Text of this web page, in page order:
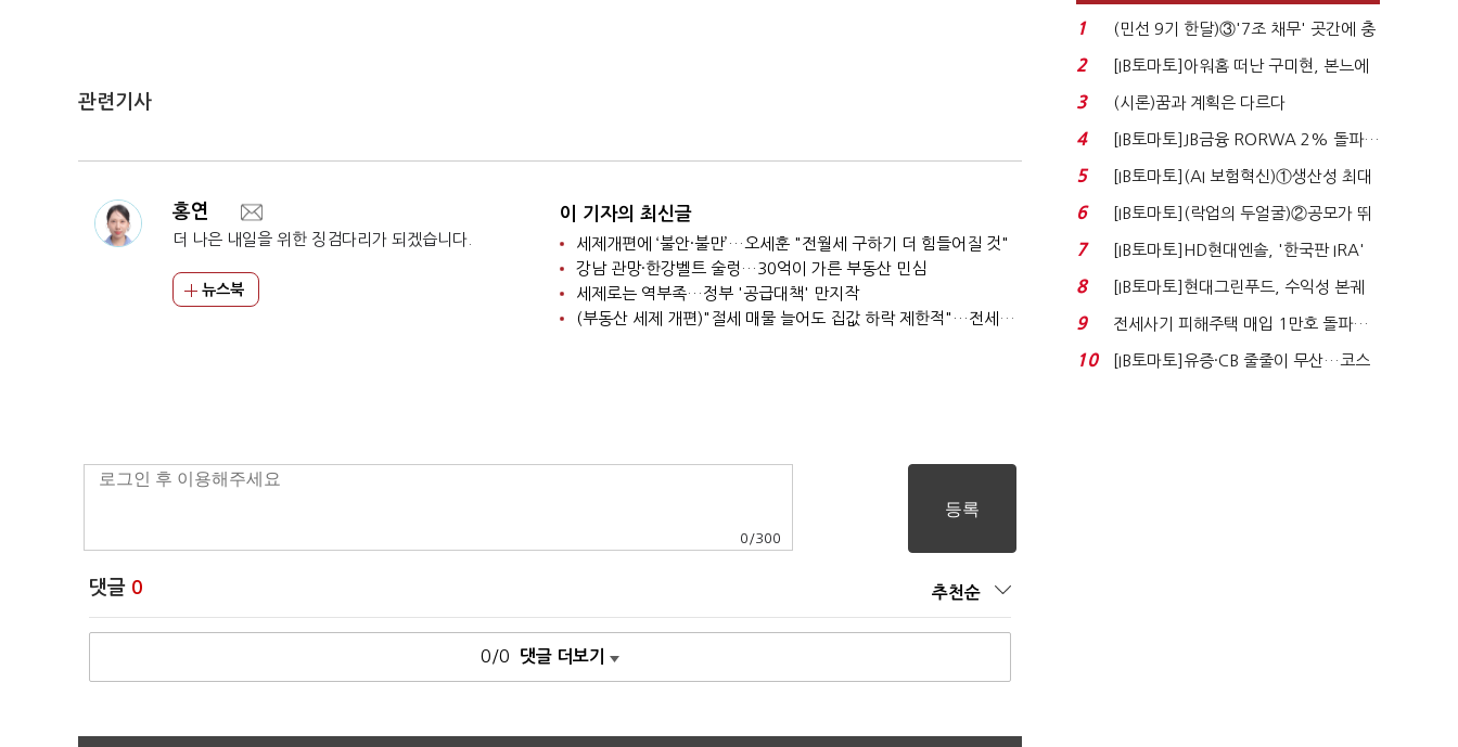
관련기사
홍연
더 나은 내일을 위한 징검다리가 되겠습니다.
뉴스북
이 기자의 최신글
세제개편에 ‘불안·불만’…오세훈 "전월세 구하기 더 힘들어질 것"
강남 관망·한강벨트 술렁…30억이 가른 부동산 민심
세제로는 역부족…정부 '공급대책' 만지작
(부동산 세제 개편)"절세 매물 늘어도 집값 하락 제한적"…전세난·양극화 심화 우려
0 /300
댓글 0 추천순
0/0 댓글 더보기
1
(민선 9기 한달)③'7조 채무' 곳간에 충
격…추미애, 20년...
2
[IB토마토]아워홈 떠난 구미현, 본느에
340억 베팅…가...
3 (시론)꿈과 계획은 다르다
4
[IB토마토]JB금융 RORWA 2% 돌파…
실적 견인은 은행 ...
5
[IB토마토](AI 보험혁신)①생산성 최대
80% 개선…현실...
6
[IB토마토](락업의 두얼굴)②공모가 뛰
자 첫날 매도…FI ...
7
[IB토마토]HD현대엔솔, '한국판 IRA'
수혜 부상…세액공...
8
[IB토마토]현대그린푸드, 수익성 본궤
도…실적 개선에 ...
9
전세사기 피해주택 매입 1만호 돌파…
누적 피해자 4만2...
10
[IB토마토]유증·CB 줄줄이 무산…코스